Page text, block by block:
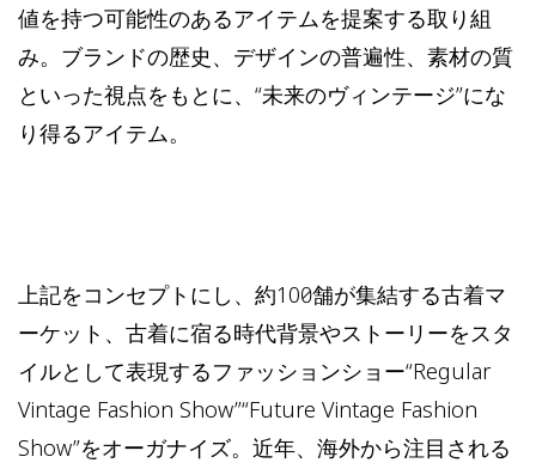
値を持つ可能性のあるアイテムを提案する取り組
み。ブランドの歴史、デザインの普遍性、素材の質
といった視点をもとに、“未来のヴィンテージ”にな
り得るアイテム。
上記をコンセプトにし、約100店舗が集結する古着マ
ーケット、古着に宿る時代背景やストーリーをスタ
イルとして表現するファッションショー“Regular
Vintage Fashion Show”“Future Vintage Fashion
Show”をオーガナイズ。近年、海外から注目される